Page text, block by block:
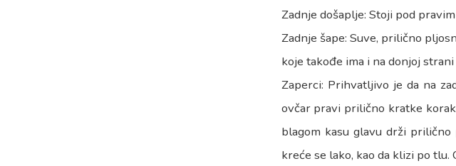
Zadnje došaplje: Stoji pod
Zadnje šape: Suve, prilično
koje takođe ima i na donjoj
Zaperci: Prihvatljivo je da na
ovčar pravi prilično kratke
blagom kasu glavu drži prilično
kreće se lako, kao da klizi po